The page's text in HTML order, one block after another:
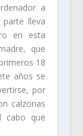
a
lleva
en esta
que
18
años se
por
calzonas
cabo que